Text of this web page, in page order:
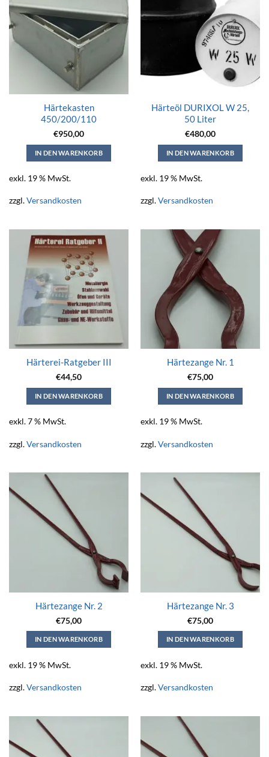
Härtekasten
450/200/110
€950,00
IN DEN WARENKORB
exkl. 19 % MwSt.
zzgl.Versandkosten
Härteöl DURIXOL W 25,
50 Liter
€480,00
IN DEN WARENKORB
exkl. 19 % MwSt.
zzgl.Versandkosten
Härterei-Ratgeber III
€44,50
IN DEN WARENKORB
exkl. 7 % MwSt.
zzgl.Versandkosten
Härtezange Nr. 1
€75,00
IN DEN WARENKORB
exkl. 19 % MwSt.
zzgl.Versandkosten
Härtezange Nr. 2
€75,00
IN DEN WARENKORB
exkl. 19 % MwSt.
zzgl.Versandkosten
Härtezange Nr. 3
€75,00
IN DEN WARENKORB
exkl. 19 % MwSt.
zzgl.Versandkosten